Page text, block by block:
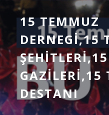
15 TEMMUZ
DERNEGI,15
GAZILERI,15
DESTANI